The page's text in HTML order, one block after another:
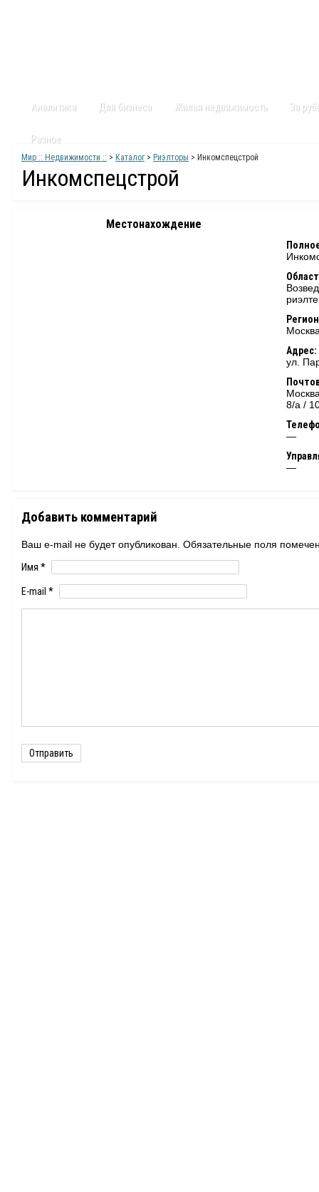
Аналитика Для бизнеса Жилая недвижимость За
Разное
Мир :: Недвижимости :: > Каталог> Риэлторы > Инкомспецстрой
Инкомспецстрой
Местонахождение
Адрес:
ул.
8/а /
—
—
Добавить комментарий
Ваш e-mail не будет опубликован. Обязательные поля
Имя *
E-mail *